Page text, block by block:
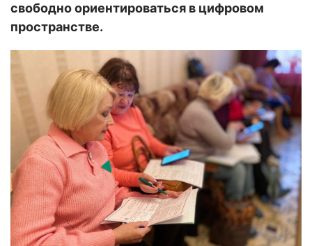
свободно ориентироваться в цифровом
пространстве.